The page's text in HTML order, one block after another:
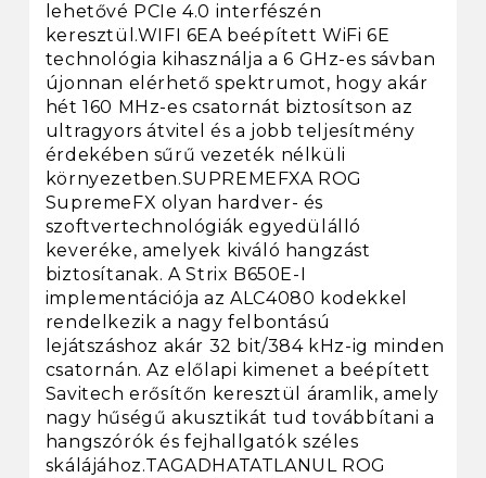
lehetővé PCIe 4.0 interfészén
keresztül.WIFI 6EA beépített WiFi 6E
technológia kihasználja a 6 GHz-es sávban
újonnan elérhető spektrumot, hogy akár
hét 160 MHz-es csatornát biztosítson az
ultragyors átvitel és a jobb teljesítmény
érdekében sűrű vezeték nélküli
környezetben.SUPREMEFXA ROG
SupremeFX olyan hardver- és
szoftvertechnológiák egyedülálló
keveréke, amelyek kiváló hangzást
biztosítanak. A Strix B650E-I
implementációja az ALC4080 kodekkel
rendelkezik a nagy felbontású
lejátszáshoz akár 32 bit/384 kHz-ig minden
csatornán. Az előlapi kimenet a beépített
Savitech erősítőn keresztül áramlik, amely
nagy hűségű akusztikát tud továbbítani a
hangszórók és fejhallgatók széles
skálájához.TAGADHATATLANUL ROG